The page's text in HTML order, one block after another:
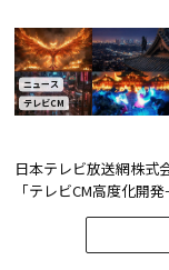
ニュース
テレビCM
日本テレビ放送網株式
「テレビCM高度化開
年度)技術開発賞を、
ジュアル技術)部門 特
では、昨年に続き5年